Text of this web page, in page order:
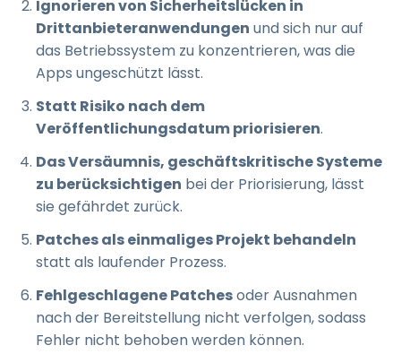
Ignorieren von Sicherheitslücken in
Drittanbieteranwendungen und sich nur auf
das Betriebssystem zu konzentrieren, was die
Apps ungeschützt lässt.
Statt Risiko nach dem
Veröffentlichungsdatum priorisieren.
Das Versäumnis, geschäftskritische Systeme
zu berücksichtigen bei der Priorisierung, lässt
sie gefährdet zurück.
Patches als einmaliges Projekt behandeln
statt als laufender Prozess.
Fehlgeschlagene Patchesoder Ausnahmen
nach der Bereitstellung nicht verfolgen, sodass
Fehler nicht behoben werden können.